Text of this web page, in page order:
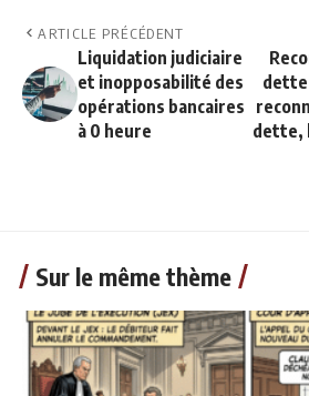
ARTICLE PRÉCÉDENT
Liquidation judiciaire
et inopposabilité des
opérations bancaires
à 0 heure
dette,
Sur le même thème